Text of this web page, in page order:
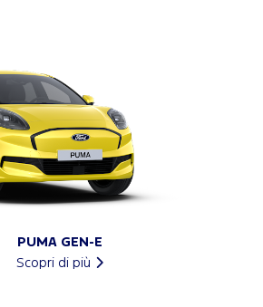
PUMA GEN-E
Scopri di più